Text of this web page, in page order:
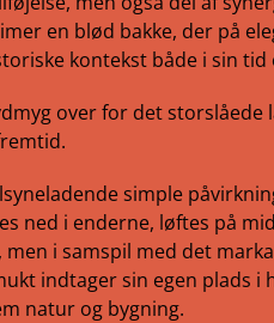
en blød bakke, der på
kontekst både i sin
over for det
simple
ned i enderne, løftes på
i samspil med det
indtager sin egen plads
natur og bygning.